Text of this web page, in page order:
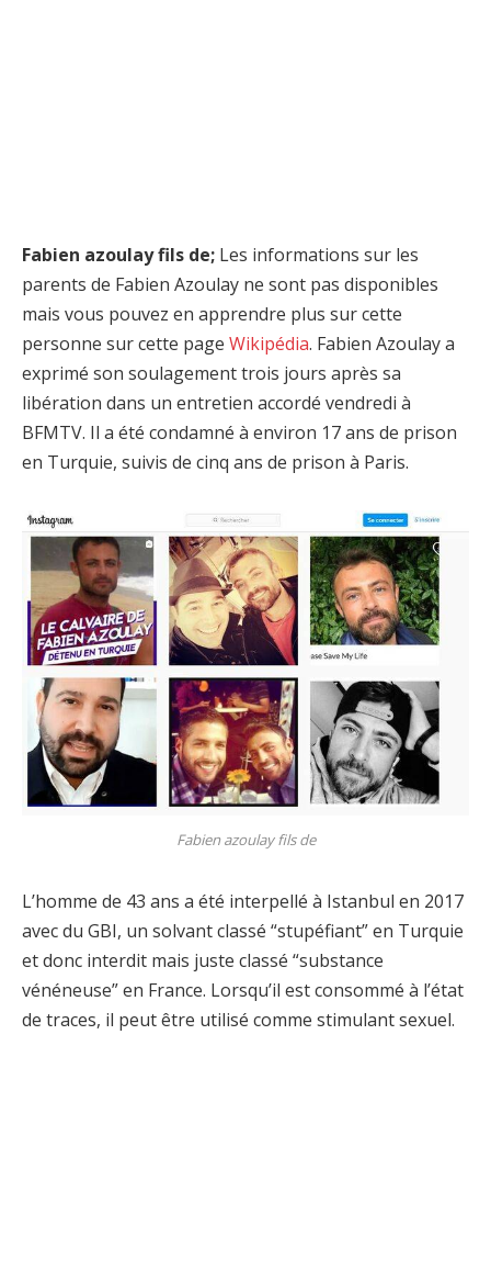
Fabien azoulay fils de; Les informations sur les
parents de Fabien Azoulay ne sont pas disponibles
mais vous pouvez en apprendre plus sur cette
personne sur cette page Wikipédia. Fabien Azoulay a
exprimé son soulagement trois jours après sa
libération dans un entretien accordé vendredi à
BFMTV. Il a été condamné à environ 17 ans de prison
en Turquie, suivis de cinq ans de prison à Paris.
Fabien azoulay fils de
L’homme de 43 ans a été interpellé à Istanbul en 2017
avec du GBI, un solvant classé “stupéfiant” en Turquie
et donc interdit mais juste classé “substance
vénéneuse” en France. Lorsqu’il est consommé à l’état
de traces, il peut être utilisé comme stimulant sexuel.